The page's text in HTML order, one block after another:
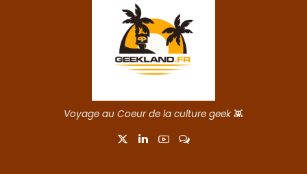
Voyage au Coeur de la culture geek👾